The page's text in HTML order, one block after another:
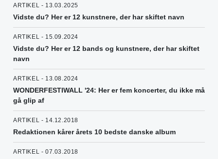
ARTIKEL - 13.03.2025
Vidste du? Her er 12 kunstnere, der har skiftet navn
ARTIKEL - 15.09.2024
Vidste du? Her er 12 bands og kunstnere, der har skiftet
navn
ARTIKEL - 13.08.2024
WONDERFESTIWALL '24: Her er fem koncerter, du ikke må
gå glip af
ARTIKEL - 14.12.2018
Redaktionen kårer årets 10 bedste danske album
ARTIKEL - 07.03.2018